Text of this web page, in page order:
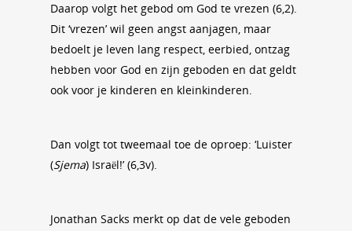
Daarop volgt het gebod om God te vrezen (6,2).
Dit ‘vrezen’ wil geen angst aanjagen, maar
bedoelt je leven lang respect, eerbied, ontzag
hebben voor God en zijn geboden en dat geldt
ook voor je kinderen en kleinkinderen.
Dan volgt tot tweemaal toe de oproep: ‘Luister
(Sjema) Israël!’ (6,3v).
Jonathan Sacks merkt op dat de vele geboden